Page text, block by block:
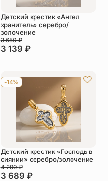
Детский крестик «Ангел
хранитель» серебро/
золочение
3 139 ₽
3 650₽
-14%
Детский крестик «Господь в
сиянии» серебро/золочение
3 689 ₽
4 290₽